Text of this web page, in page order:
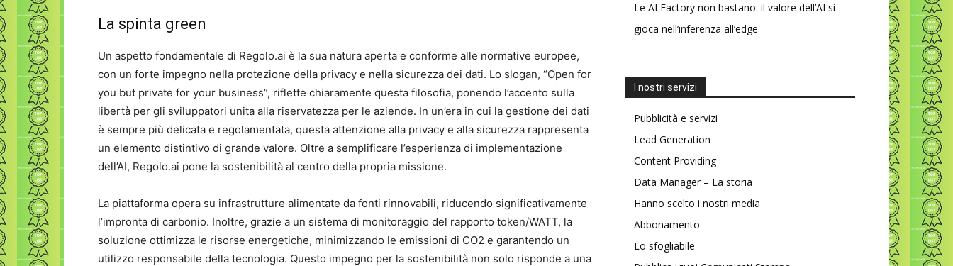
La spinta green
Un aspetto fondamentale di Regolo.ai è la sua natura aperta e conforme alle normative europee,
con un forte impegno nella protezione della privacy e nella sicurezza dei dati. Lo slogan, “Open for
you but private for your business”, riflette chiaramente questa filosofia, ponendo l’accento sulla
libertà per gli sviluppatori unita alla riservatezza per le aziende. In un’era in cui la gestione dei dati
è sempre più delicata e regolamentata, questa attenzione alla privacy e alla sicurezza rappresenta
un elemento distintivo di grande valore. Oltre a semplificare l’esperienza di implementazione
dell’AI, Regolo.ai pone la sostenibilità al centro della propria missione.
La piattaforma opera su infrastrutture alimentate da fonti rinnovabili, riducendo significativamente
l’impronta di carbonio. Inoltre, grazie a un sistema di monitoraggio del rapporto token/WATT, la
soluzione ottimizza le risorse energetiche, minimizzando le emissioni di CO2 e garantendo un
utilizzo responsabile della tecnologia. Questo impegno per la sostenibilità non solo risponde a una
Le AI Factory non bastano: il valore dell’AI si
gioca nell’inferenza all’edge
I nostri servizi
Pubblicità e servizi
Lead Generation
Content Providing
Data Manager – La storia
Hanno scelto i nostri media
Abbonamento
Lo sfogliabile